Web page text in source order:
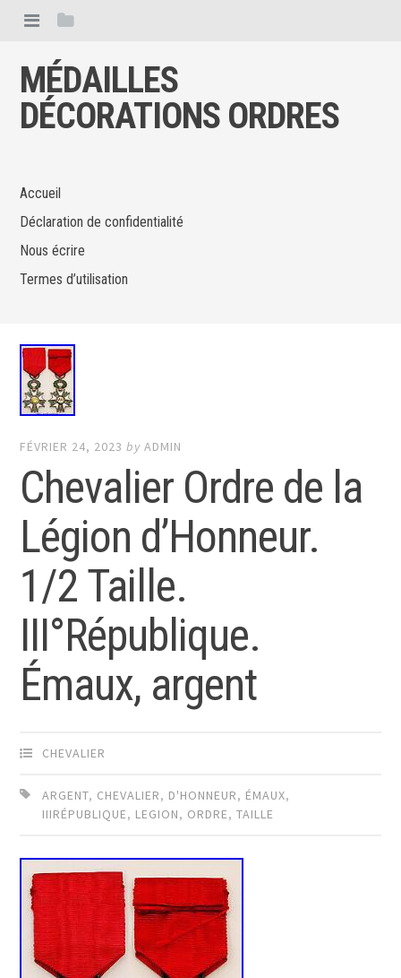
MÉDAILLES
DÉCORATIONS ORDRES
Accueil
Déclaration de confidentialité
Nous écrire
Termes d’utilisation
FÉVRIER 24, 2023 byADMIN
Chevalier Ordre de la
Légion d’Honneur.
1/2 Taille.
III°République.
Émaux, argent
CHEVALIER
ARGENT, CHEVALIER, D'HONNEUR, ÉMAUX,
IIIRÉPUBLIQUE, LEGION, ORDRE,TAILLE